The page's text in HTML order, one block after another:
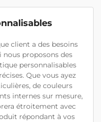
client a des besoins
nous proposons des
personnalisables
Que vous ayez
de couleurs
internes sur mesure,
étroitement avec
répondant à vos